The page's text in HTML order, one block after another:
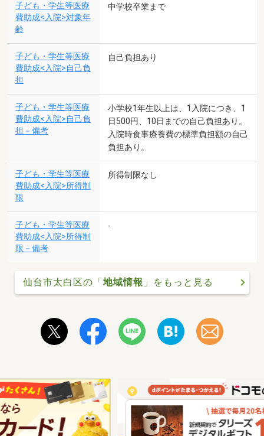
子ども・学生等医療
費助成<入院>対象年
齢
中学校卒業まで
子ども・学生等医療
費助成<入院>自己負
担
自己負担あり
子ども・学生等医療
費助成<入院>自己負
担－備考
小学校1年生以上は、1入院につき、1
日500円、10日までの自己負担あり。
入院時食事療養費の標準負担額の自己
負担あり。
子ども・学生等医療
費助成<入院>所得制
限
所得制限なし
子ども・学生等医療
費助成<入院>所得制
限－備考
-
仙台市太白区の「地域情報 」をもっと見る